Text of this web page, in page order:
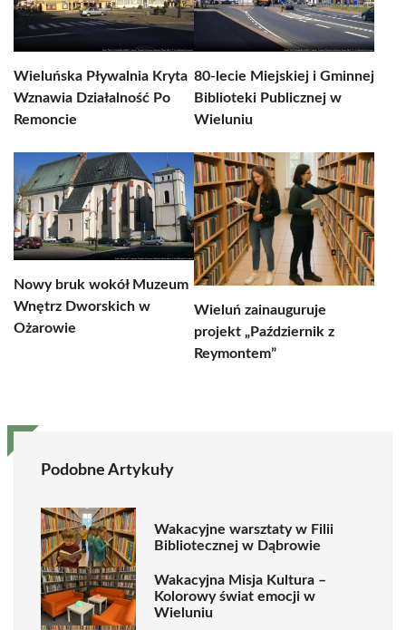
Wieluńska Pływalnia Kryta
Wznawia Działalność Po
Remoncie
80-lecie Miejskiej i Gminnej
Biblioteki Publicznej w
Wieluniu
Nowy bruk wokół Muzeum
Wnętrz Dworskich w
Ożarowie
Wieluń zainauguruje
projekt „Październik z
Reymontem”
Podobne Artykuły
Wakacyjne warsztaty w Filii
Bibliotecznej w Dąbrowie
Wakacyjna Misja Kultura –
Kolorowy świat emocji w
Wieluniu